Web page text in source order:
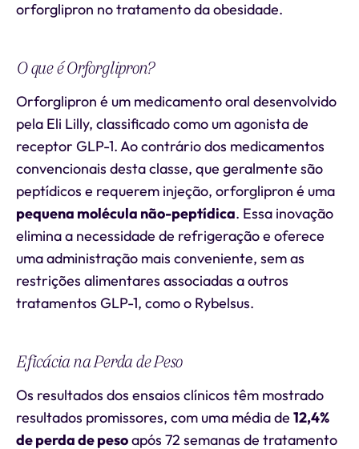
orforglipron no tratamento da obesidade.
O que é Orforglipron?
Orforglipron é um medicamento oral desenvolvido
pela Eli Lilly, classificado como um agonista de
receptor GLP-1. Ao contrário dos medicamentos
convencionais desta classe, que geralmente são
peptídicos e requerem injeção, orforglipron é uma
pequena molécula não-peptídica. Essa inovação
elimina a necessidade de refrigeração e oferece
uma administração mais conveniente, sem as
restrições alimentares associadas a outros
tratamentos GLP-1, como o Rybelsus.
Eficácia na Perda de Peso
Os resultados dos ensaios clínicos têm mostrado
resultados promissores, com uma média de 12,4%
de perda de pesoapós 72 semanas de tratamento